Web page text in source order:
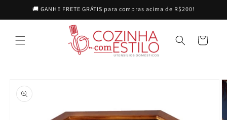
para o
conteúdo
🚚 GANHE FRETE GRÁTIS para compras acima de R$200!
Carrinho
informações
do produto